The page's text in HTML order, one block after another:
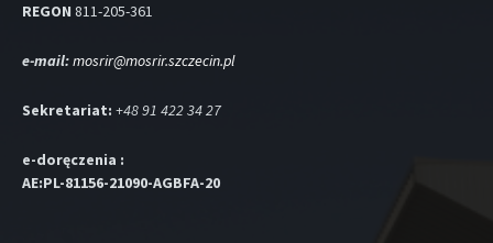
REGON 811-205-361
e-mail:mosrir@mosrir.szczecin.pl
Sekretariat: +48 91 422 34 27
e-doręczenia :
AE:PL-81156-21090-AGBFA-20